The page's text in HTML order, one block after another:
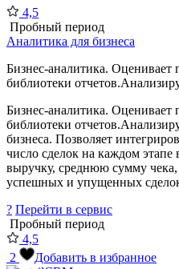
4,5
Пробный период
Аналитика для бизнеса
Бизнес-аналитика.
библиотеки
Бизнес-аналитика.
библиотеки
бизнеса. Позволяет
число сделок на каждом
выручку, среднюю сумму
успешных и упущенных
? Перейти в сервис
Пробный период
4,5
2
Добавить в избранное